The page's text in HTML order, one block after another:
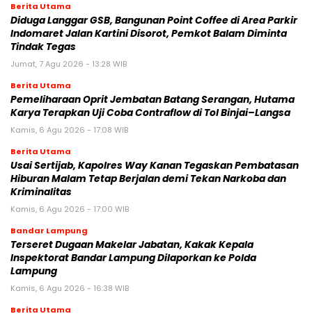
Berita Utama
Diduga Langgar GSB, Bangunan Point Coffee di Area Parkir
Indomaret Jalan Kartini Disorot, Pemkot Balam Diminta
Tindak Tegas
Jumat, 7 Agu 2026 - 13:28 WIB
Berita Utama
Pemeliharaan Oprit Jembatan Batang Serangan, Hutama
Karya Terapkan Uji Coba Contraflow di Tol Binjai–Langsa
Kamis, 6 Agu 2026 - 17:08 WIB
Berita Utama
Usai Sertijab, Kapolres Way Kanan Tegaskan Pembatasan
Hiburan Malam Tetap Berjalan demi Tekan Narkoba dan
Kriminalitas
Kamis, 6 Agu 2026 - 17:00 WIB
Bandar Lampung
Terseret Dugaan Makelar Jabatan, Kakak Kepala
Inspektorat Bandar Lampung Dilaporkan ke Polda
Lampung
Kamis, 6 Agu 2026 - 16:38 WIB
Berita Utama